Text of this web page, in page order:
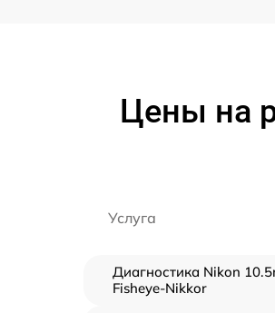
Цены на
Услуга
Диагностика Nikon
Fisheye-Nikkor